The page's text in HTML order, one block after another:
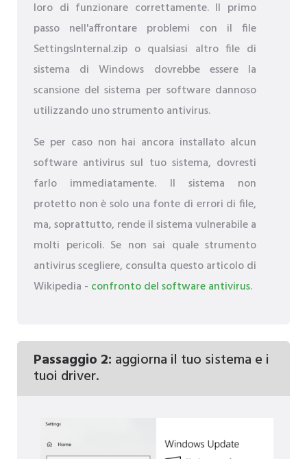
loro di funzionare correttamente. Il primo
passo nell'affrontare problemi con il file
SettingsInternal.zip o qualsiasi altro file di
sistema di Windows dovrebbe essere la
scansione del sistema per software dannoso
utilizzando uno strumento antivirus.
Se per caso non hai ancora installato alcun
software antivirus sul tuo sistema, dovresti
farlo immediatamente. Il sistema non
protetto non è solo una fonte di errori di file,
ma, soprattutto, rende il sistema vulnerabile a
molti pericoli. Se non sai quale strumento
antivirus scegliere, consulta questo articolo di
Wikipedia - confronto del software antivirus.
Passaggio 2: aggiorna il tuo sistema e i
tuoi driver.